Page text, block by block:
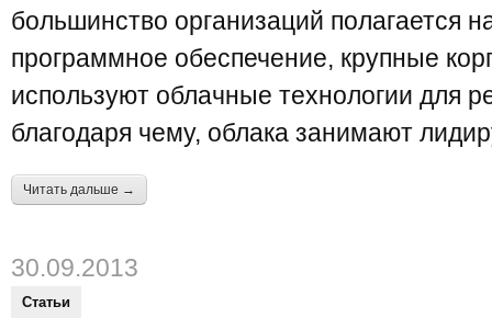
большинство организаций полагается
программное обеспечение, крупные
используют облачные технологии для
благодаря чему, облака занимают
Читать дальше →
30.09.2013
Статьи